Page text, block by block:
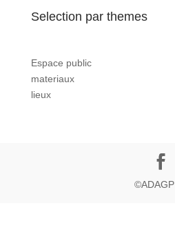
Selection par themes
Espace public
materiaux
lieux
©ADAGP